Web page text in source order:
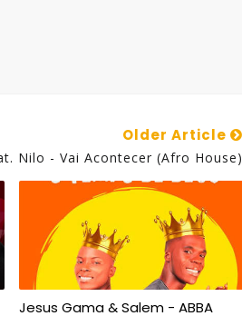
Older Article
Nilo - Vai Acontecer (Afro House)
Jesus Gama & Salem - ABBA